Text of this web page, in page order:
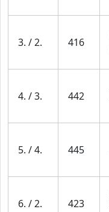
3. / 2. 416
4. / 3. 442
5. / 4. 445
6. / 2. 423